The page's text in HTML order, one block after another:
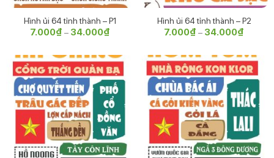
Hình ủi 64 tỉnh thành – P1
7.000₫ – 34.000₫
7.000₫
đến
34.000₫
Hình ủi 64 tỉnh thành – P2
7.000₫ – 34.000₫
7.000₫
đến